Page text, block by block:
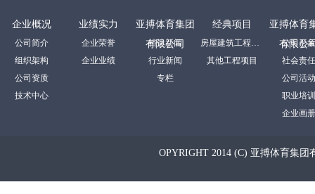
企业概况
公司简介
组织架构
公司资质
技术中心
业绩实力
企业荣誉
企业业绩
亚搏体育集团
有限公司
裕达新闻
行业新闻
专栏
经典项目
房屋建筑工程项目
其他工程项目
亚搏体育
有限公
公司形象
社会责任
公司活动
职业培训
企业画册
OPYRIGHT 2014 (C) 亚搏体育集团